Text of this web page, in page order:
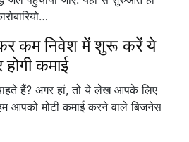
कम निवेश में शुरू करें ये
कमाई
हैं? अगर हां, तो ये लेख आपके लिए
आपको मोटी कमाई करने वाले बिजनेस